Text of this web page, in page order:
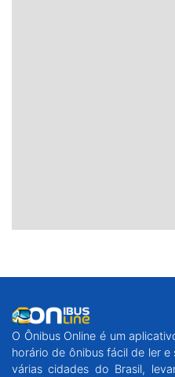
O Ônibus Online é um
horário de ônibus fácil de ler
várias cidades do Brasil,